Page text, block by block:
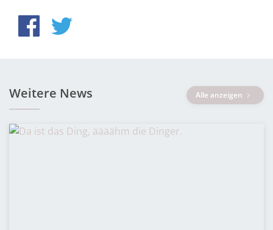
Weitere News Alle anzeigen